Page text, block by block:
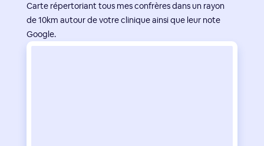
Carte répertoriant tous mes confrères dans un rayon
de 10km autour de votre clinique ainsi que leur note
Google.